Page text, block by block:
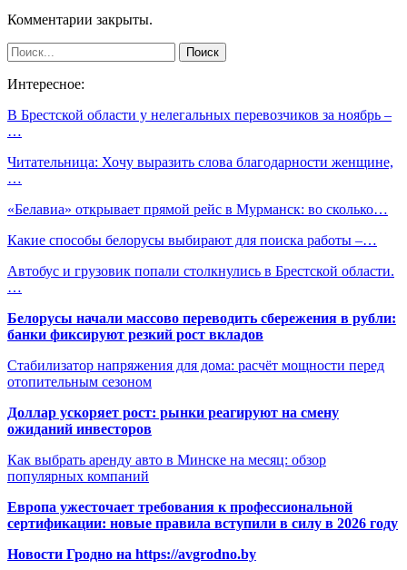
Комментарии закрыты.
Интересное:
В Брестской области у нелегальных перевозчиков за ноябрь –
…
Читательница: Хочу выразить слова благодарности женщине,
…
«Белавиа» открывает прямой рейс в Мурманск: во сколько…
Какие способы белорусы выбирают для поиска работы –…
Автобус и грузовик попали столкнулись в Брестской области.
…
Белорусы начали массово переводить сбережения в рубли:
банки фиксируют резкий рост вкладов
Стабилизатор напряжения для дома: расчёт мощности перед
отопительным сезоном
Доллар ускоряет рост: рынки реагируют на смену
ожиданий инвесторов
Как выбрать аренду авто в Минске на месяц: обзор
популярных компаний
Европа ужесточает требования к профессиональной
сертификации: новые правила вступили в силу в 2026 году
Новости Гродно на https://avgrodno.by